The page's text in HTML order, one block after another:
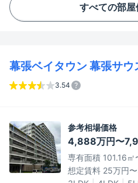
すべての部
幕張ベイタウン 幕張サ
3.54
参考相場価格
4,888万円〜
専有面積 101.16
想定賃料 25万円